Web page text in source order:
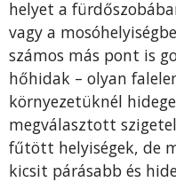
helyet a
vagy a
számos más pont is
hőhidak – olyan
környezetüknél
megválasztott
fűtött helyiségek, de
kicsit párásabb és